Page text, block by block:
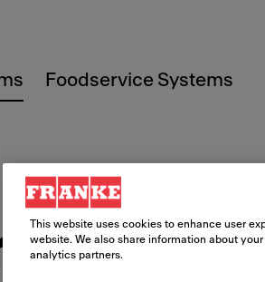
Foodservice Systems
This website uses cookies to enhance user
website. We also share information about
analytics partners.